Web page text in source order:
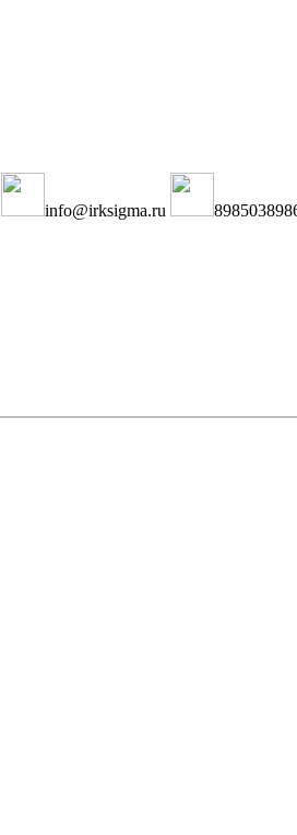
info@irksigma.ru